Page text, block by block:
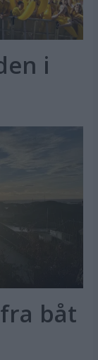
i
båt